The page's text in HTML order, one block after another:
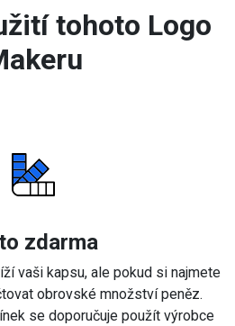
tohoto Logo
zdarma
vaši kapsu, ale pokud si najmete
obrovské množství peněz.
se doporučuje použít výrobce